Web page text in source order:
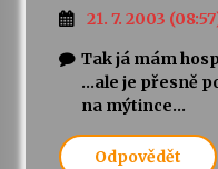
21. 7. 2003
Tak já mám
…ale je přesně
na mýtince…
Odpovědět